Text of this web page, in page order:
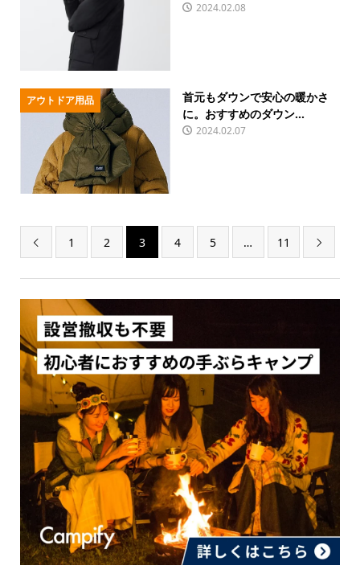
2024.02.08
アウトドア用品
首元もダウンで安心の暖かさ
に。おすすめのダウン...
2024.02.07
 1 2 3 4 5 … 11 